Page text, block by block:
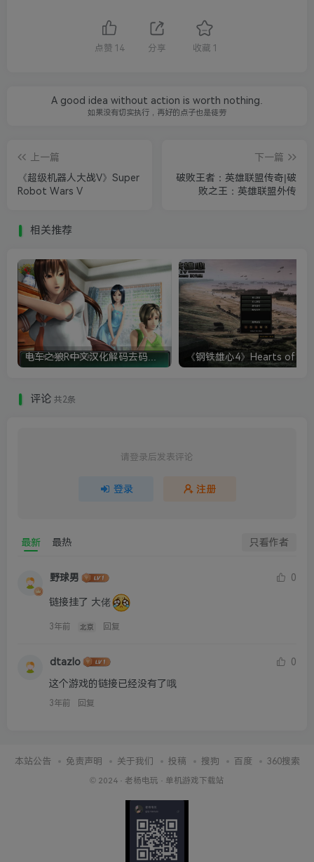
点赞 14 分享 收藏 1
A good idea without action is worth nothing.
如果没有切实执行，再好的点子也是徒劳
上一篇
《超级机器人大战V》Super
Robot Wars V
下一篇
破败王者：英雄联盟传奇|破
败之王：英雄联盟外传
相关推荐
电车之狼R中文汉化解码去码硬盘完整破解版+MOD特典+全CG存档+攻略|修复卡顿
评论 共2条
请登录后发表评论
登录 注册
最新 最热 只看作者
野球男 0
链接挂了 大佬
3年前 北京 回复
dtazlo
0
这个游戏的链接已经没有了哦
3年前 回复
本站公告 免责声明 关于我们 投稿 搜狗 百度 360搜索
© 2024 · 老杨电玩 · 单机游戏下载站